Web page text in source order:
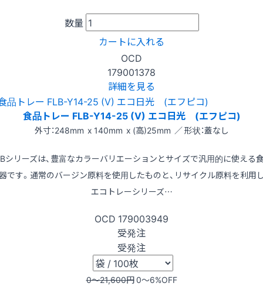
数量
カートに入れる
OCD
179001378
詳細を見る
食品トレー FLB-Y14-25 (V) エコ日光 (エフピコ)
外寸：248mm x 140mm x (高)25mm ／ 形状：蓋なし
シリーズは、豊富なカラーバリエーションとサイズで汎用的に使える
です。通常のバージン原料を使用したものと、リサイクル原料を利用
エコトレーシリーズ…
OCD 179003949
受発注
受発注
0〜21,600円0〜6%OFF